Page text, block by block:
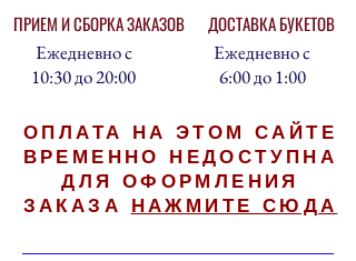
ПРИЕМ И СБОРКА ЗАКАЗОВ
Ежедневно с
10:30 до 20:00
ДОСТАВКА БУКЕТОВ
Ежедневно с
6:00 до 1:00
ОПЛАТА НА ЭТОМ САЙТЕ
ВРЕМЕННО НЕДОСТУПНА
ДЛЯ ОФОРМЛЕНИЯ
ЗАКАЗА НАЖМИТЕ СЮДА